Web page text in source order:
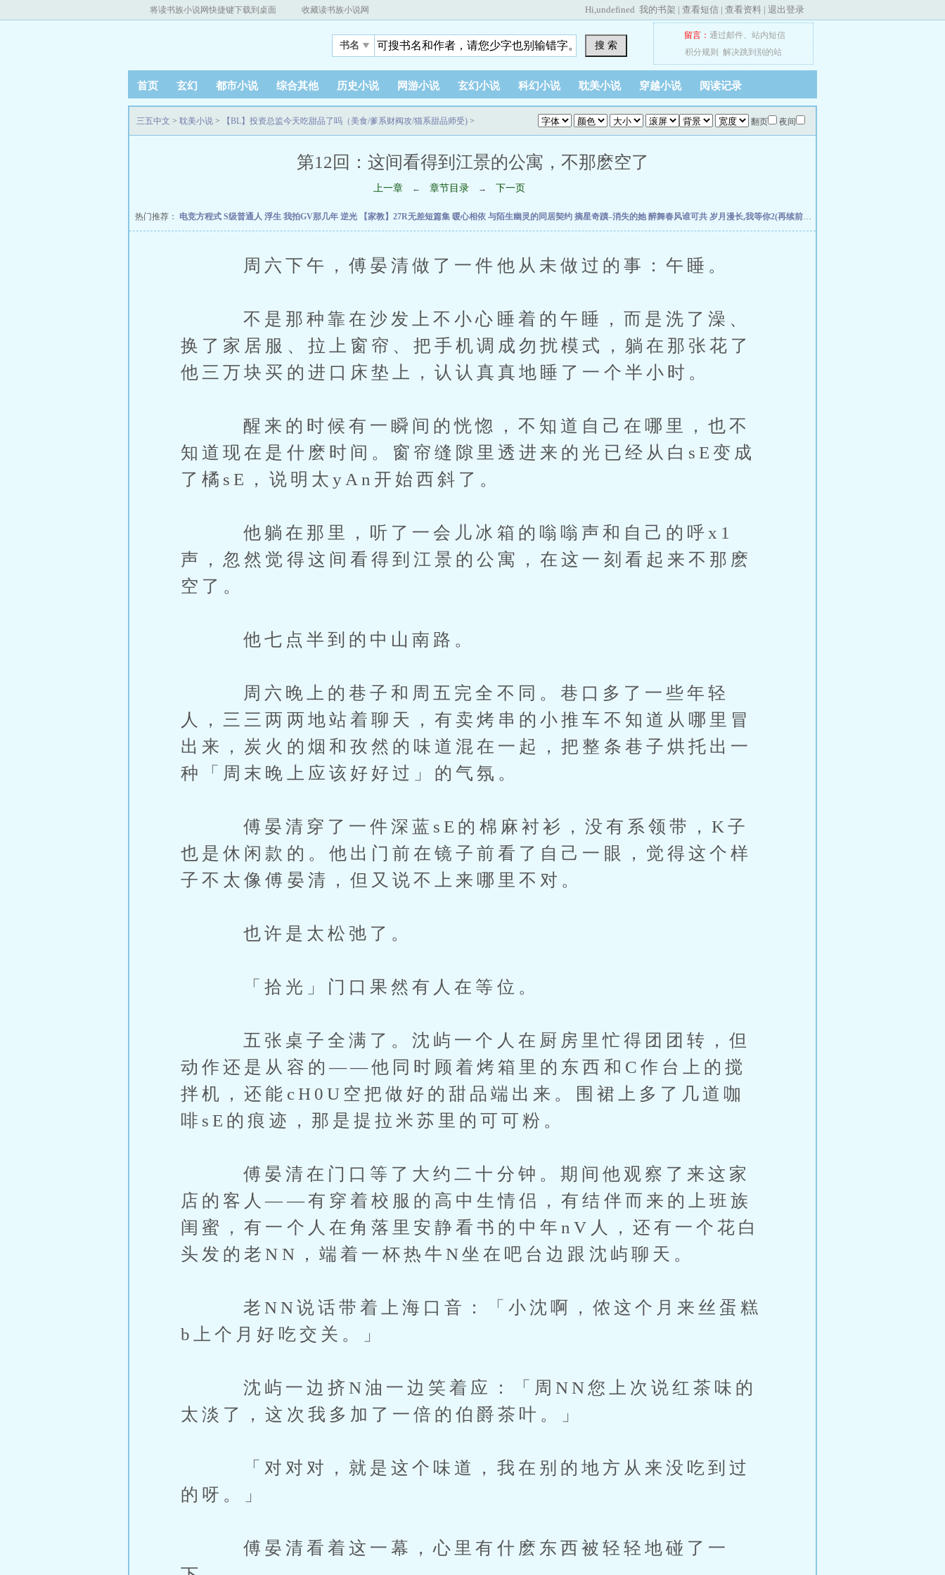
将读书族小说网快捷键下载到桌面 收藏读书族小说网 Hi,undefined 我的书架 | 查看短信 | 查看资料 | 退出登录
书名 搜 索
留言： 通过邮件、 站内短信
积分规则
解决跳到别的站
首页 玄幻 都市小说 综合其他 历史小说 网游小说 玄幻小说 科幻小说 耽美小说 穿越小说 阅读记录
翻页 夜间
三五中文 > 耽美小说 > 【BL】投资总监今天吃甜品了吗（美食/爹系财阀攻/猫系甜品师受) >
第12回：这间看得到江景的公寓，不那麽空了
上一章 ← 章节目录 → 下一页
热门推荐： 电竞方程式 S级普通人 浮生 我拍GV那几年 逆光 【家教】27R无差短篇集 暖心相依 与陌生幽灵的同居契约 摘星奇蹟–消失的她醉舞春风谁可共 岁月漫长,我等你2(再续前缘)
周六下午，傅晏清做了一件他从未做过的事：午睡。
不是那种靠在沙发上不小心睡着的午睡，而是洗了澡、
换了家居服、拉上窗帘、把手机调成勿扰模式，躺在那张花了
他三万块买的进口床垫上，认认真真地睡了一个半小时。
醒来的时候有一瞬间的恍惚，不知道自己在哪里，也不
知道现在是什麽时间。窗帘缝隙里透进来的光已经从白sE变成
了橘sE，说明太yAn开始西斜了。
他躺在那里，听了一会儿冰箱的嗡嗡声和自己的呼x1
声，忽然觉得这间看得到江景的公寓，在这一刻看起来不那麽
空了。
他七点半到的中山南路。
周六晚上的巷子和周五完全不同。巷口多了一些年轻
人，三三两两地站着聊天，有卖烤串的小推车不知道从哪里冒
出来，炭火的烟和孜然的味道混在一起，把整条巷子烘托出一
种「周末晚上应该好好过」的气氛。
傅晏清穿了一件深蓝sE的棉麻衬衫，没有系领带，K子
也是休闲款的。他出门前在镜子前看了自己一眼，觉得这个样
子不太像傅晏清，但又说不上来哪里不对。
也许是太松弛了。
「拾光」门口果然有人在等位。
五张桌子全满了。沈屿一个人在厨房里忙得团团转，但
动作还是从容的——他同时顾着烤箱里的东西和C作台上的搅
拌机，还能cH0U空把做好的甜品端出来。围裙上多了几道咖
啡sE的痕迹，那是提拉米苏里的可可粉。
傅晏清在门口等了大约二十分钟。期间他观察了来这家
店的客人——有穿着校服的高中生情侣，有结伴而来的上班族
闺蜜，有一个人在角落里安静看书的中年nV人，还有一个花白
头发的老NN，端着一杯热牛N坐在吧台边跟沈屿聊天。
老NN说话带着上海口音：「小沈啊，侬这个月来丝蛋糕
b上个月好吃交关。」
沈屿一边挤N油一边笑着应：「周NN您上次说红茶味的
太淡了，这次我多加了一倍的伯爵茶叶。」
「对对对，就是这个味道，我在别的地方从来没吃到过
的呀。」
傅晏清看着这一幕，心里有什麽东西被轻轻地碰了一